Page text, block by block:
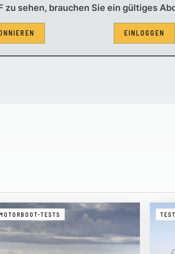
zu sehen, brauchen Sie ein gültiges
EINLOGGEN
TESTS